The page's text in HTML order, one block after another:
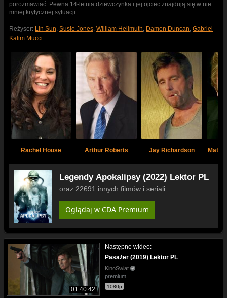
porozmawiać. Pewna 14-letnia dziewczynka i jej ojciec znajdują się w nie
mniej krytycznej sytuacji...
Reżyser: Lin Sun, Susie Jones, William Hellmuth, Damon Duncan, Gabriel
Kalim Mucci
Rachel House Arthur Roberts Jay Richardson
Legendy Apokalipsy (2022) Lektor PL
oraz 22691 innych filmów i seriali
Oglądaj w CDA Premium
01:40:42
Następne wideo:
Pasażer (2019) Lektor PL
KinoSwiat
premium
1080p